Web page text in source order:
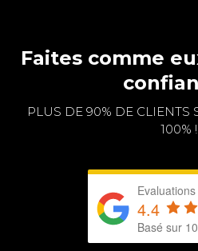
Faites comme
PLUS DE 90% DE CLIENTS
100% !
4.4
Basé sur